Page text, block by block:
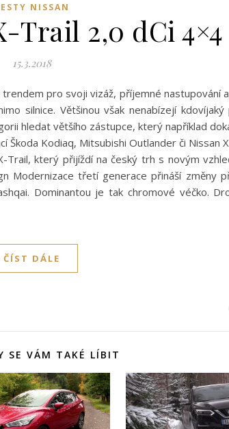
NISSAN
Trail 2,0 dCi 4×4
15.3.2018
pro svoji vizáž, příjemné nastupování
silnice. Většinou však nenabízejí
hledat většího zástupce, který například
Škoda Kodiaq, Mitsubishi Outlander či Nissan
který přijíždí na český trh s novým
Modernizace třetí generace přináší změny
Dominantou je tak chromové véčko.
ČÍST DÁLE
SE VÁM TAKÉ LÍBIT